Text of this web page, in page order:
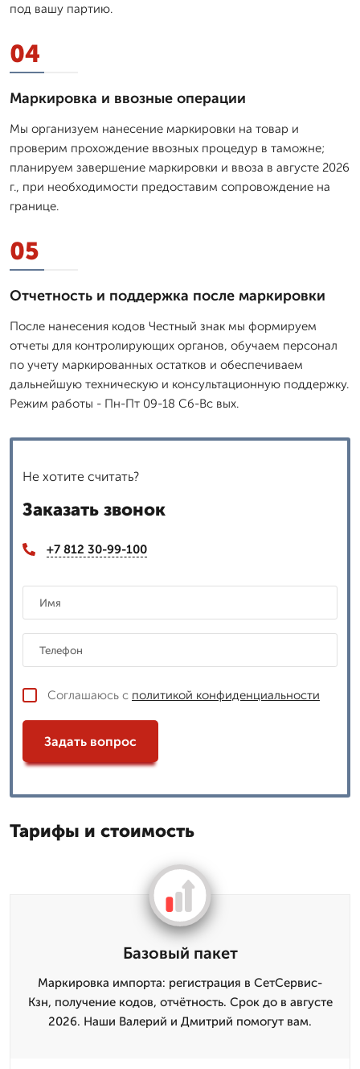
под вашу партию.
04
Маркировка и ввозные операции
Мы организуем нанесение маркировки на товар и
проверим прохождение ввозных процедур в таможне;
планируем завершение маркировки и ввоза в августе 2026
г., при необходимости предоставим сопровождение на
границе.
05
Отчетность и поддержка после маркировки
После нанесения кодов Честный знак мы формируем
отчеты для контролирующих органов, обучаем персонал
по учету маркированных остатков и обеспечиваем
дальнейшую техническую и консультационную поддержку.
Режим работы - Пн-Пт 09-18 Сб-Вс вых.
Не хотите считать?
Заказать звонок
+7 812 30-99-100
Соглашаюсь с политикой конфиденциальности
Задать вопрос
Тарифы и стоимость
Базовый пакет
Маркировка импорта: регистрация в СетСервис-
Кзн, получение кодов, отчётность. Срок до в августе
2026. Наши Валерий и Дмитpий помогут вам.